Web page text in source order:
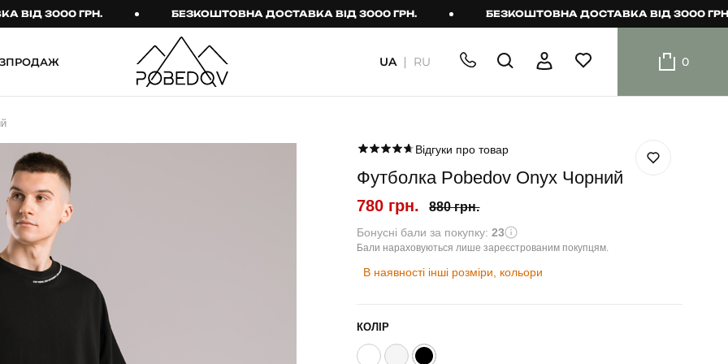
3000 ГРН. БЕЗКОШТОВНА ДОСТАВКА ВІД 3000 ГРН. БЕЗКОШТОВНА ДОСТАВКА ВІД 3000 ГРН.
Джогери
Карго
Спортивні штани
Лосини
Джинси
КОМПЛЕКТИ
Куртка й штани
шорти
Шорти
UA RU 0
Відгуки про товар
Футболка Pobedov Onyx Чорний
780 грн. 880 грн.
Бонусні бали за покупку:23
Бали нараховуються лише зареєстрованим покупцям.
В наявності інші розміри, кольори
КОЛІР